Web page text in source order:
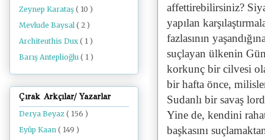
affettirebilirsiniz?
yapılan
fazlasının
suçlayan ülkenin
korkunç bir cilvesi
bir hafta önce,
Sudanlı bir savaş
Yine de, kendini
başkasını
Zeynep Karataş ( 10 )
Mevlude Baysal ( 2 )
Architeuthis Dux ( 1 )
Barış Anteplioğlu ( 1 )
Çırak Arkçılar/ Yazarlar
Derya Beyaz ( 156 )
Eyüp Kaan ( 149 )